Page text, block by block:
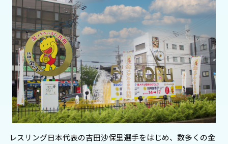
レスリング日本代表の吉田沙保里選手をはじめ、数多くの金